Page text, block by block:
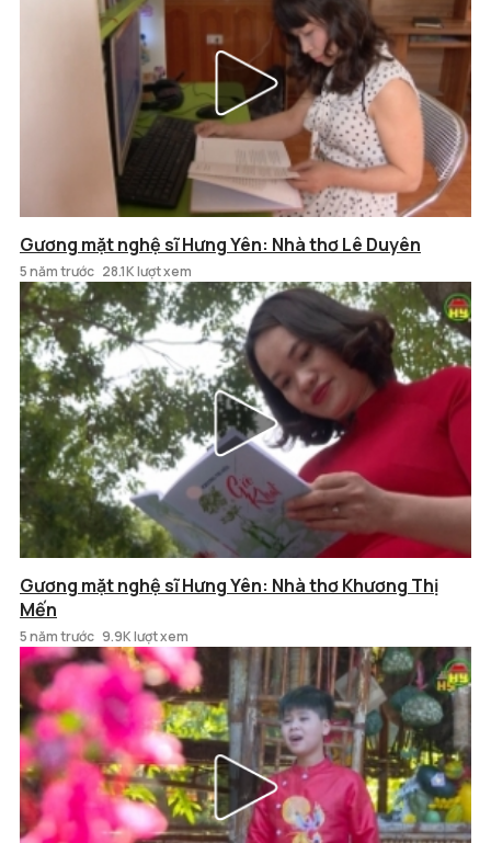
Gương mặt nghệ sĩ Hưng Yên: Nhà thơ Lê Duyên
5 năm trước 28.1K lượt xem
Gương mặt nghệ sĩ Hưng Yên: Nhà thơ Khương Thị
Mến
5 năm trước 9.9K lượt xem